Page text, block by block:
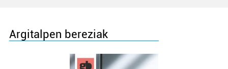
Argitalpen bereziak